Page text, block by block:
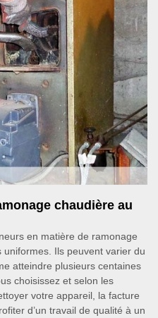
chaudière au
en matière de ramonage
Ils peuvent varier du
atteindre plusieurs centaines
choisissez et selon les
votre appareil, la facture
d’un travail de qualité à un